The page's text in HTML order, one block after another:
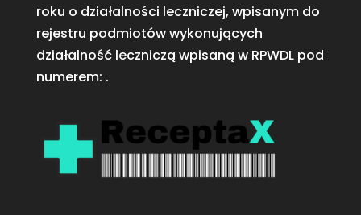
roku o działalności leczniczej, wpisanym do
rejestru podmiotów wykonujących
działalność leczniczą wpisaną w RPWDL pod
numerem: .